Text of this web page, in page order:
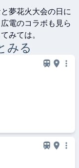
夢花火大会の日に
電のコラボも見ら
みては。
みる